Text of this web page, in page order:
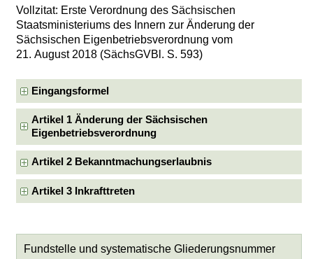
Vollzitat: Erste Verordnung des Sächsischen
Staatsministeriums des Innern zur Änderung der
Sächsischen Eigenbetriebsverordnung vom
21. August 2018 (SächsGVBl. S. 593)
Eingangsformel
Artikel 1 Änderung der Sächsischen
Eigenbetriebsverordnung
Artikel 2 Bekanntmachungserlaubnis
Artikel 3 Inkrafttreten
Fundstelle und systematische Gliederungsnummer